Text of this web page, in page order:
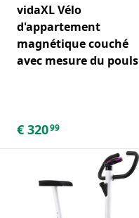
vidaXL Vélo
d'appartement
magnétique couché
avec mesure du pouls
€ 32099